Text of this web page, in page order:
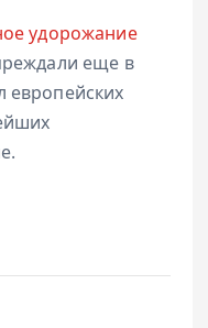
удорожание
еще в
европейских